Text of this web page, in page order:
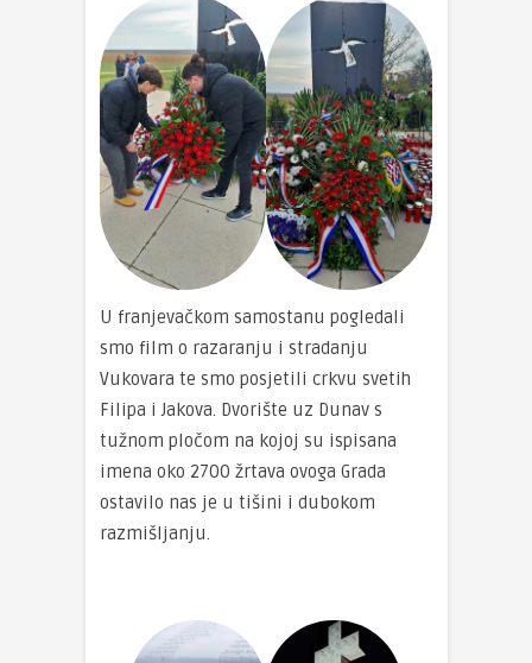
U franjevačkom samostanu pogledali
smo film o razaranju i stradanju
Vukovara te smo posjetili crkvu svetih
Filipa i Jakova. Dvorište uz Dunav s
tužnom pločom na kojoj su ispisana
imena oko 2700 žrtava ovoga Grada
ostavilo nas je u tišini i dubokom
razmišljanju.